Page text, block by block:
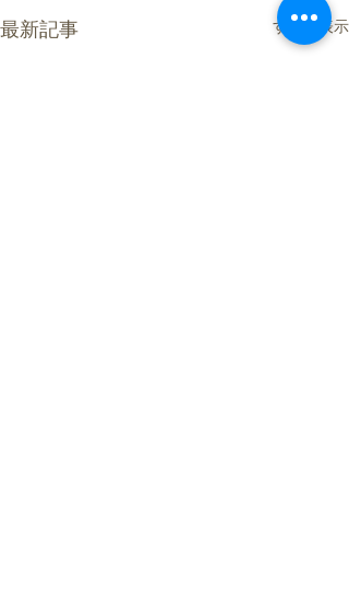
最新記事 すべて表示